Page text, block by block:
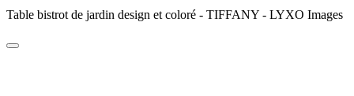
Table bistrot de jardin design et coloré - TIFFANY - LYXO Images